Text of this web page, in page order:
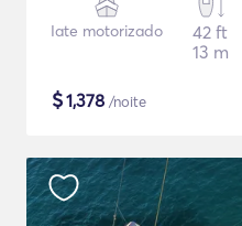
Iate motorizado
42 ft
13 m
$1,378 /noite